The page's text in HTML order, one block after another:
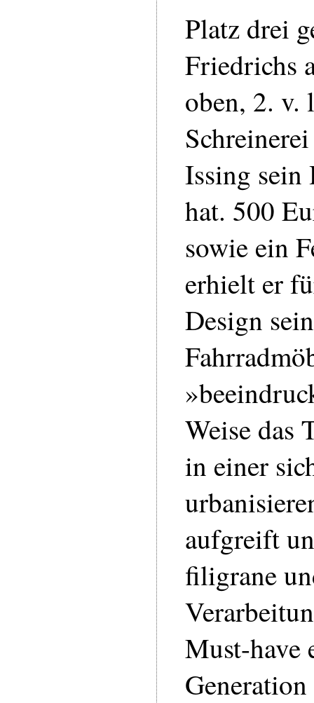
Platz drei
Friedrichs
oben, 2. v.
Issing sein
hat. 500
sowie ein
erhielt er
Design
Weise das
in einer
aufgreift
filigrane
Must-have